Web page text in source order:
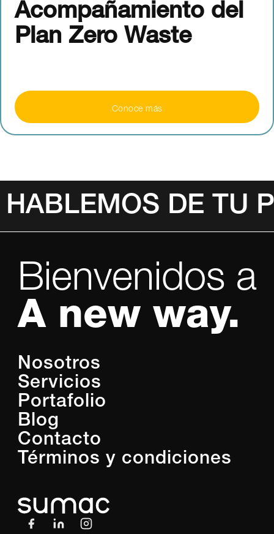
Acompañamiento del
Plan Zero Waste
Conoce más
HABLEMOS DE TU
Bienvenidos a
A new way.
Nosotros
Servicios
Portafolio
Blog
Contacto
Términos y condiciones